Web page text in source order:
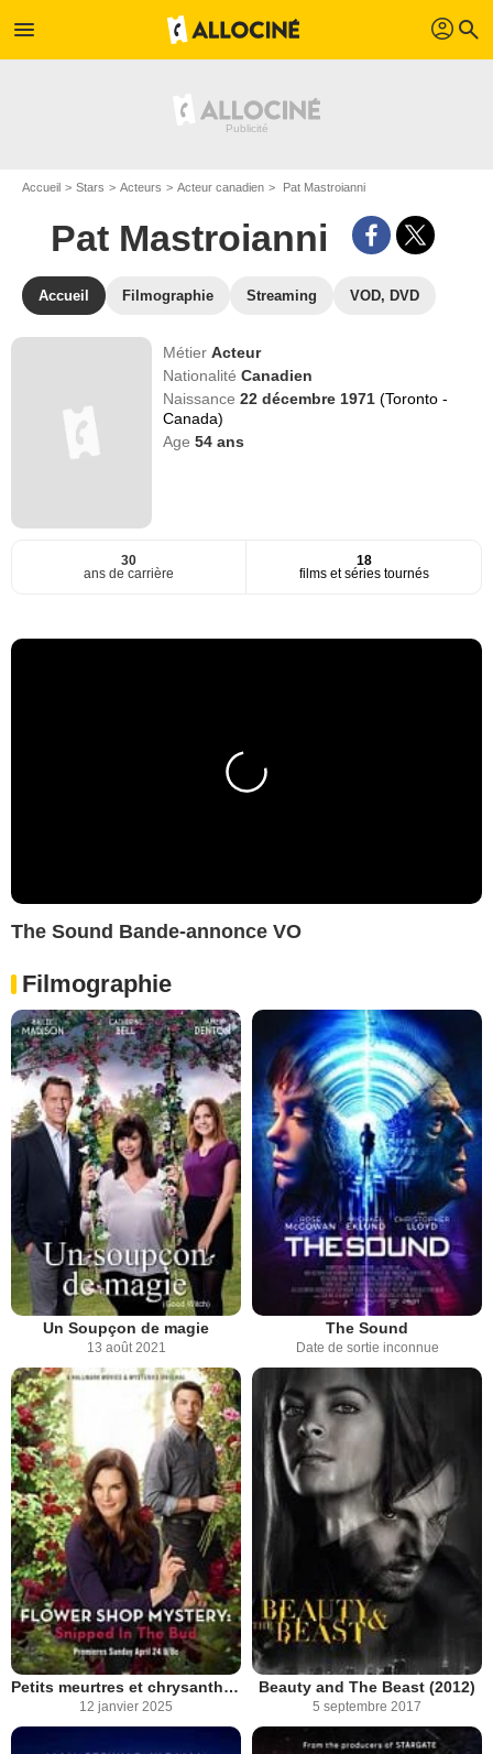
menu profil search
Accueil Stars Acteurs Acteur canadien Pat Mastroianni
Pat Mastroianni
Accueil Filmographie Streaming VOD, DVD
MétierActeur
NationalitéCanadien
Naissance22 décembre 1971(Toronto -
Canada)
Age54 ans
30
ans de carrière
18
films et séries tournés
The Sound Bande-annonce VO
Filmographie
Un Soupçon de magie
13 août 2021
The Sound
Date de sortie inconnue
Petits meurtres et chrysanthèmes : les roses de la vengeance
12 janvier 2025
Beauty and The Beast (2012)
5 septembre 2017